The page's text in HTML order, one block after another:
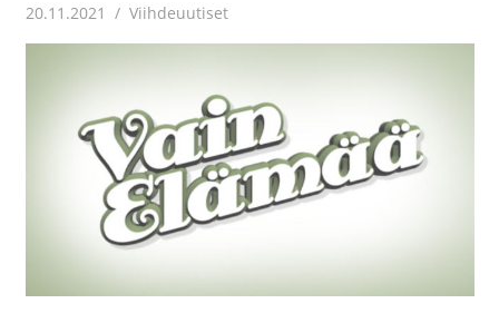
20.11.2021 Juha Kaunisto
Viihdeuutiset